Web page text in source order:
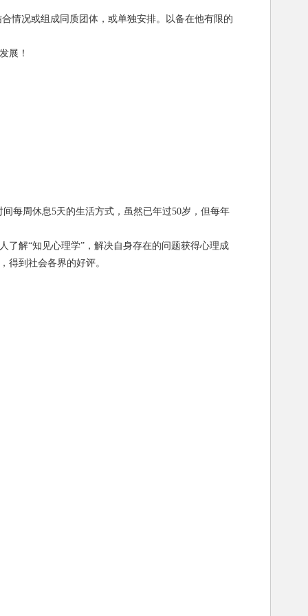
情况或组成同质团体，或单独安排。以备在他有限的
展！
每周休息5天的生活方式，虽然已年过50岁，但每年
了解“知见心理学”，解决自身存在的问题获得心理成
得到社会各界的好评。